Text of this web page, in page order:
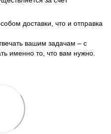
доставки, что и отправка
вашим задачам – с
именно то, что вам нужно.